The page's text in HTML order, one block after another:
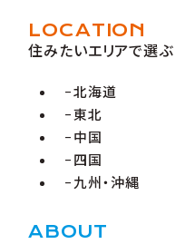
LOCATION
住みたいエリアで選ぶ
北海道
東北
中国
四国
九州・沖縄
ABOUT